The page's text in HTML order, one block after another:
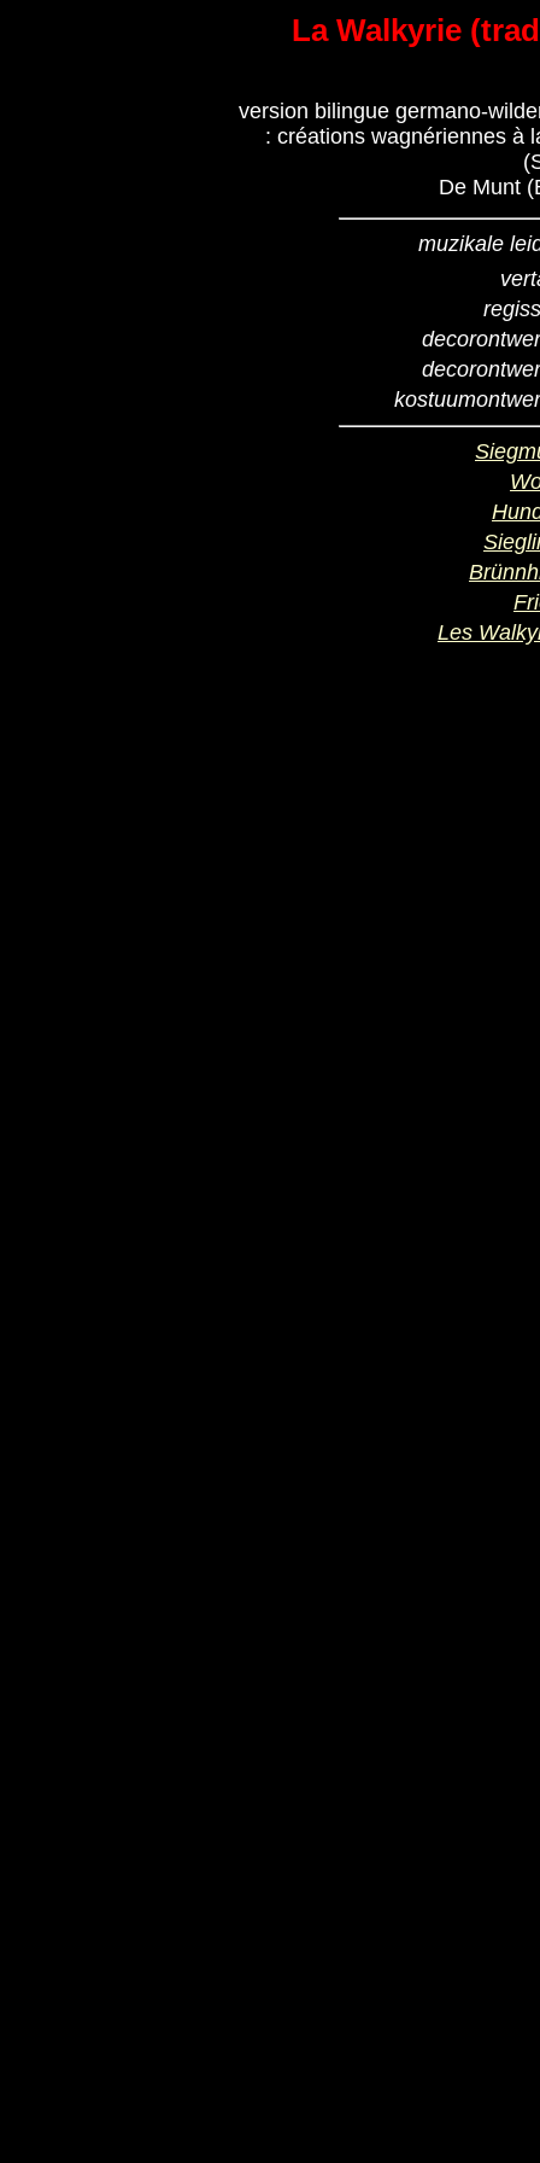
La Walkyrie
version bilingue germano-
: créations wagnériennes à
De Munt
muzikale
Les